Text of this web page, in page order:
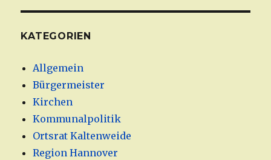
KATEGORIEN
Allgemein
Bürgermeister
Kirchen
Kommunalpolitik
Ortsrat Kaltenweide
Region Hannover